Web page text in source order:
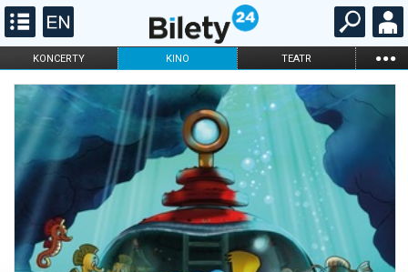
KONCERTY KINO TEATR ...
FILHARMONIA OPERA I BALET
STAND-UP
DLA DZIECI
ONLINE KARNETY